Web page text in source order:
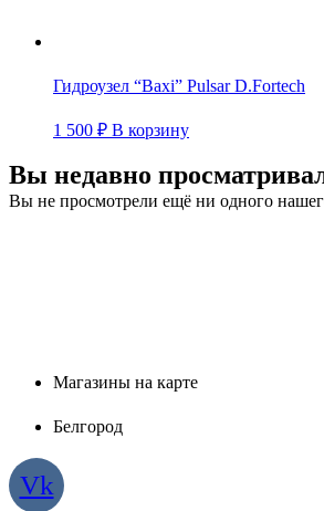
Гидроузел “Baxi” Pulsar D.Fortech
1 500 ₽ В корзину
Вы недавно
Вы не просмотрели ещё ни одного
Магазины на карте
Белгород
Vk